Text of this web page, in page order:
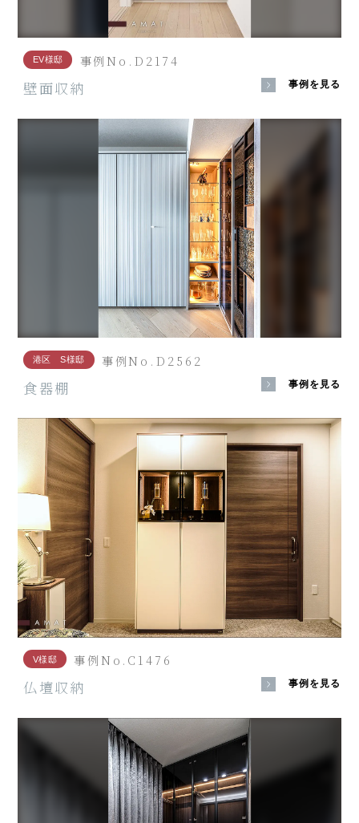
EV様邸 事例No.D2174
壁面収納 事例を見る
港区 S様邸 事例No.D2562
食器棚 事例を見る
V様邸 事例No.C1476
仏壇収納 事例を見る